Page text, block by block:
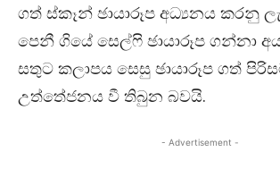
ගත් ස්කෑන් ඡායාරූප අධ්‍යනය කරනු
පෙනී ගියේ සෙල්‍ෆි ඡායාරූප ගන්නා
සතුට කලාපය සෙසු ඡායාරූප ගත්
උත්තේජනය වී තිබුන බවයි.
- Advertisement -